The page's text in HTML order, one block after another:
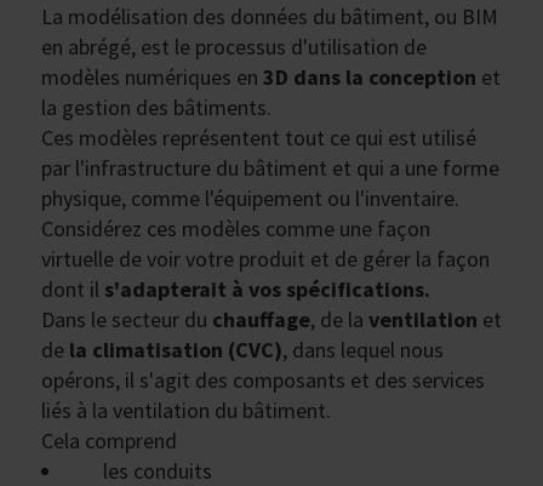
La modélisation des données du bâtiment, ou BIM
en abrégé, est le processus d'utilisation de
modèles numériques en 3D dans la conception et
la gestion des bâtiments.
Ces modèles représentent tout ce qui est utilisé
par l'infrastructure du bâtiment et qui a une forme
physique, comme l'équipement ou l'inventaire.
Considérez ces modèles comme une façon
virtuelle de voir votre produit et de gérer la façon
dont il s'adapterait à vos spécifications.
Dans le secteur du chauffage, de la ventilation et
de la climatisation (CVC), dans lequel nous
opérons, il s'agit des composants et des services
liés à la ventilation du bâtiment.
Cela comprend
les conduits